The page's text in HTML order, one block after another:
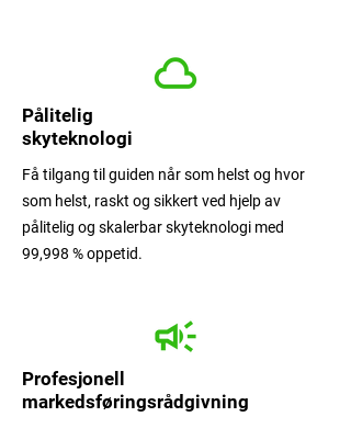
Pålitelig
skyteknologi
Få tilgang til guiden når som helst og hvor
som helst, raskt og sikkert ved hjelp av
pålitelig og skalerbar skyteknologi med
99,998 % oppetid.
Profesjonell
markedsføringsrådgivning